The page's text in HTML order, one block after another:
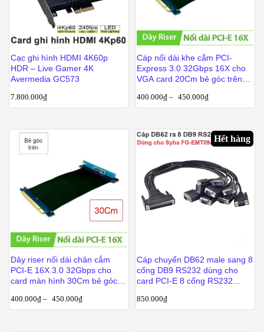
Cạc ghi hình HDMI 4K60p
HDR – Live Gamer 4K
Avermedia GC573
7.800.000₫
Cáp nối dài khe cắm PCI-
Express 3.0 32Gbps 16X cho
VGA card 20Cm bẻ góc trên
400.000₫ – 450.000₫
Dây riser nối dài chân cắm
PCI-E 16X 3.0 32Gbps cho
card màn hình 30Cm bẻ góc
400.000₫ – 450.000₫
Hết hàng
Cáp chuyển DB62 male sang 8
cổng DB9 RS232 dùng cho
card PCI-E 8 cổng RS232
850.000₫